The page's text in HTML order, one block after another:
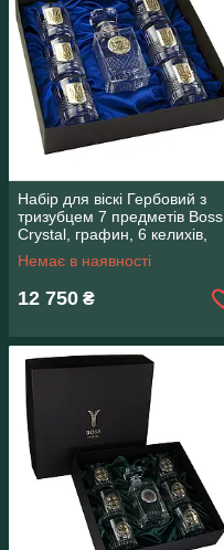
Набір для віскі Гербовий з
тризубцем 7 предметів Boss
Crystal, графин, 6 келихів,
срібло, золото, кришталь
Немає в наявності
12 750 ₴